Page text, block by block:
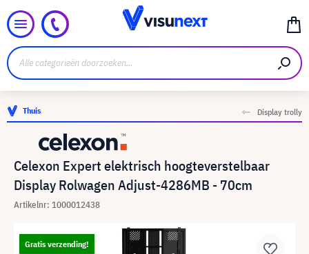
Thuis Display trolly
Celexon Expert elektrisch hoogteverstelbaar
Display Rolwagen Adjust-4286MB - 70cm
Artikelnr: 1000012438
Gratis verzending!